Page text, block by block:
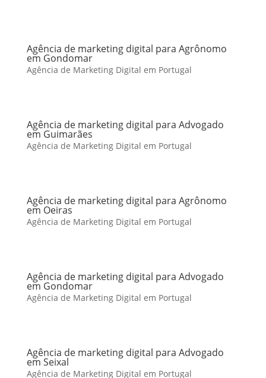
Agência de marketing digital para Agrônomo
em Gondomar
Agência de Marketing Digital em Portugal
Agência de marketing digital para Advogado
em Guimarães
Agência de Marketing Digital em Portugal
Agência de marketing digital para Agrônomo
em Oeiras
Agência de Marketing Digital em Portugal
Agência de marketing digital para Advogado
em Gondomar
Agência de Marketing Digital em Portugal
Agência de marketing digital para Advogado
em Seixal
Agência de Marketing Digital em Portugal